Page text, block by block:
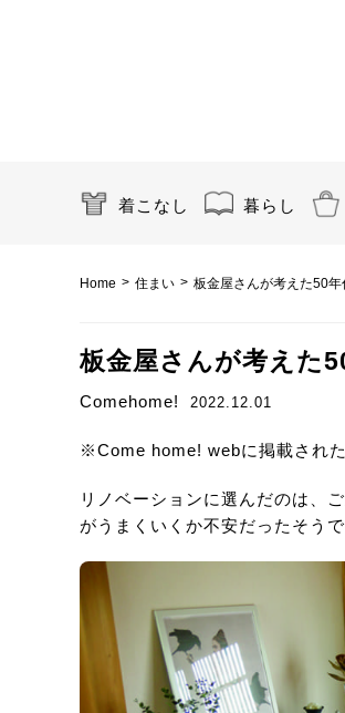
着こなし 暮らし
Home > 住まい > 板金屋さんが考えた50年
板金屋さんが考えた
Comehome! 2022.12.01
※Come home! webに掲載され
リノベーションに選んだのは、
がうまくいくか不安だったそう